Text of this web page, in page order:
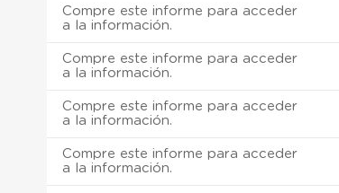
Compre este informe para acceder
a la información.
Compre este informe para acceder
a la información.
Compre este informe para acceder
a la información.
Compre este informe para acceder
a la información.